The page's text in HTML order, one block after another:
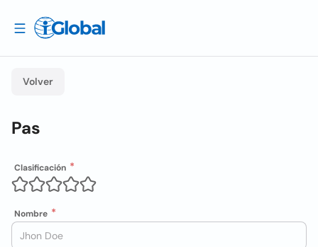
Volver
Pas
Clasificación
Nombre